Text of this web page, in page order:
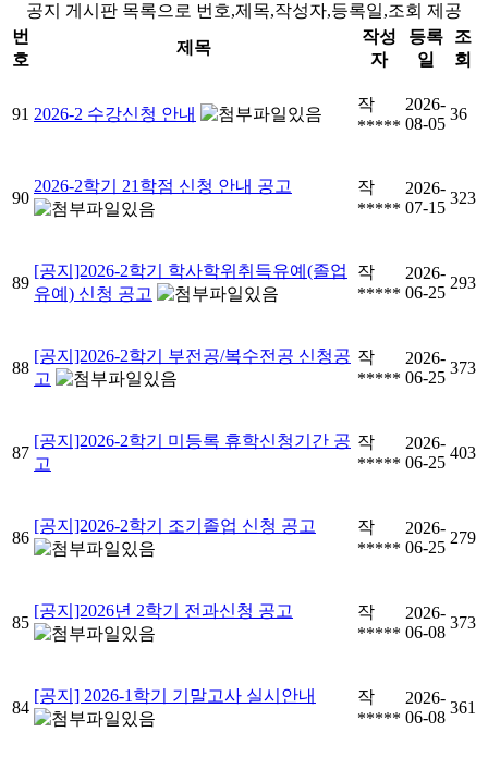
공지 게시판 목록으로 번호,제목,작성자,등록일,조회 제공
번
호
제목
작성
자
등록
일
조
회
91 2026-2 수강신청 안내
작
*****
2026-
08-05
36
90
2026-2학기 21학점 신청 안내 공고
작
*****
2026-
07-15
323
89
[공지]2026-2학기 학사학위취득유예(졸업
유예) 신청 공고
작
*****
2026-
06-25
293
88
[공지]2026-2학기 부전공/복수전공 신청공
고
작
*****
2026-
06-25
373
87
[공지]2026-2학기 미등록 휴학신청기간 공
고
작
*****
2026-
06-25
403
86
[공지]2026-2학기 조기졸업 신청 공고
작
*****
2026-
06-25
279
85
[공지]2026년 2학기 전과신청 공고
작
*****
2026-
06-08
373
84
[공지] 2026-1학기 기말고사 실시안내
작
*****
2026-
06-08
361